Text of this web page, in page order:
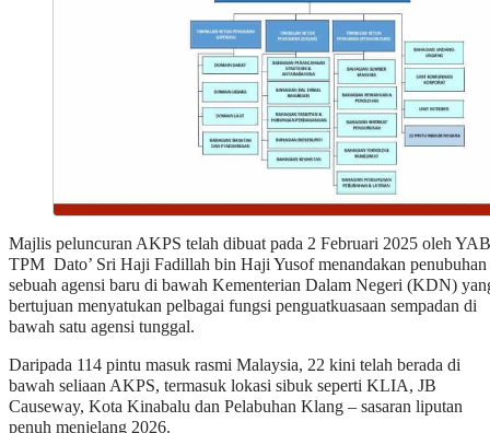
Majlis peluncuran AKPS telah dibuat pada 2 Februari 2025 oleh YAB
TPM Dato’ Sri Haji Fadillah bin Haji Yusof menandakan penubuhan
sebuah agensi baru di bawah Kementerian Dalam Negeri (KDN)
bertujuan menyatukan pelbagai fungsi penguatkuasaan sempadan di
bawah satu agensi tunggal.
Daripada 114 pintu masuk rasmi Malaysia, 22 kini telah berada di
bawah seliaan AKPS, termasuk lokasi sibuk seperti KLIA, JB
Causeway, Kota Kinabalu dan Pelabuhan Klang – sasaran liputan
penuh menjelang 2026.